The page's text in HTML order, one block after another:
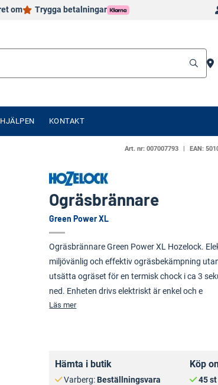
om Trygga betalningar
KONTAKT
Art. nr: 007007793 EAN:
Ogräsbrännare
Green Power XL
Ogräsbrännare Green Power XL Hozelock.
miljövänlig och effektiv ogräsbekämpning
utsätta ogräset för en termisk chock i ca 3
ned. Enheten drivs elektriskt är enkel och e
Läs mer
Hämta i butik
Varberg: Beställningsvara
Köp
45